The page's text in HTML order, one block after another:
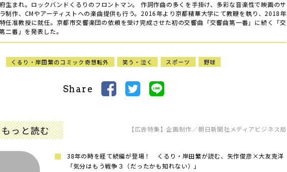
生まれ。ロックバンドくるりのフロントマン。 作詞作曲の多くを手掛け、多彩な音楽性で映画のサ
制作、CMやアーティストへの楽曲提供も行う。2016年より京都精華大学にて教鞭を執り、2018年
任准教授に就任。京都市交響楽団の依頼を受け完成させた初の交響曲「交響曲第一番」に続く「交
二番」を発表した。
くるり・岸田繁のコミック奇想転外 笑う・泣く スポーツ 野球
Share
っと読む 【広告特集】企画制作／朝日新聞社メディアビジネス局
38年の時を経て続編が登場！ くるり・岸田繁が読む、矢作俊彦×大友克洋
「気分はもう戦争３（だったかも知れない）」